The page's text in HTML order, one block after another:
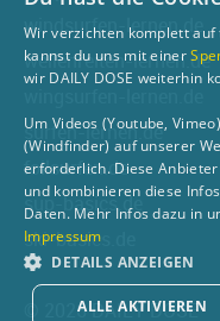
windsurfen-lernen.de
wellenreiten-lernen.de
surfen-lernen.de
foilsurfen.de
sup-basics.de
ski-basics.de
© 2026 DAILY DOSE
Wir verzichten komplett
kannst du uns mit einer
wir DAILY DOSE weiterhin
Um Videos (Youtube,
(Windfinder) auf unserer
erforderlich. Diese
und kombinieren diese
Daten. Mehr Infos dazu in
Impressum
DETAILS ANZEIGEN
ALLE AKTIVIEREN